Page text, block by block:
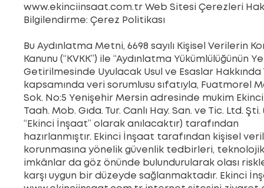
www.ekinciinsaat.com.tr Web Sitesi Çerezleri
Bilgilendirme: Çerez Politikası
Bu Aydınlatma Metni, 6698 sayılı Kişisel Verilerin
Kanunu (“KVKK”) ile “Aydınlatma Yükümlülüğünün
Getirilmesinde Uyulacak Usul ve Esaslar Hakkında
kapsamında veri sorumlusu sıfatıyla, Fuatmorel
Sok. No:5 Yenişehir Mersin adresinde mukim
Taah. Mob. Gıda. Tur. Canlı Hay. San. ve Tic. Ltd. Şti.
“Ekinci İnşaat” olarak anılacaktır) tarafından
hazırlanmıştır. Ekinci İnşaat tarafından kişisel
korunmasına yönelik güvenlik tedbirleri, teknolojik
imkânlar da göz önünde bulundurularak olası
karşı uygun bir düzeyde sağlanmaktadır. Ekinci